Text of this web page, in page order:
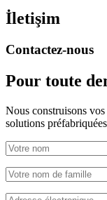
İletişim
Contactez-nous
Pour toute
Nous construisons
solutions